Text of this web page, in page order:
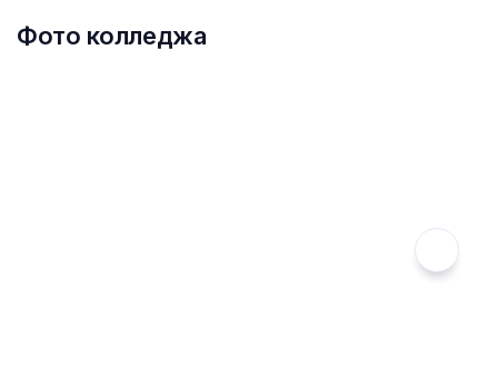
Фото колледжа